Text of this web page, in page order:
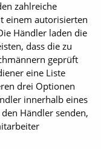
zahlreiche
einem autorisierten
Händler laden die
dass die zu
geprüft
eine Liste
drei Optionen
innerhalb eines
Händler senden,